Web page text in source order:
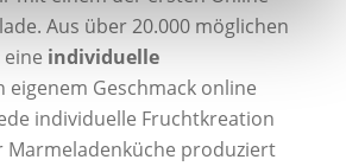
Aus über 20.000 möglichen
individuelle
eigenem Geschmack online
individuelle Fruchtkreation
Marmeladenküche produziert